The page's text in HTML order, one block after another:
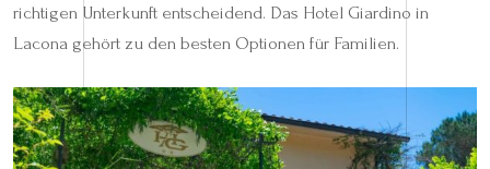
richtigen Unterkunft entscheidend. Das Hotel Giardino in
Lacona gehört zu den besten Optionen für Familien.